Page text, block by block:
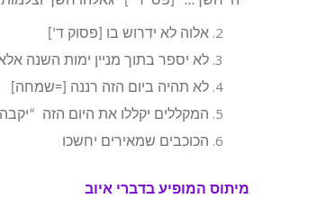
אלוה לא ידרוש בו [פסוק ד’]
לא יספר בתוך מניין ימות השנה
לא תהיה ביום הזה רננה [=שמחה]
המקללים יקללו את היום הזה
הכוכבים שמאירים יחשכו
מיתוס המופיע בדברי איוב